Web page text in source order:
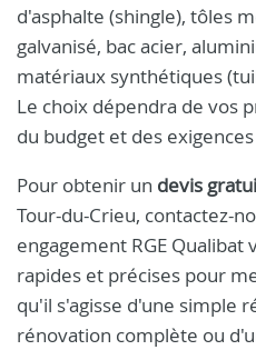
d'asphalte (shingle), tôles
galvanisé, bac acier,
matériaux synthétiques
Le choix dépendra de vos
du budget et des
Pour obtenir un devis
Tour-du-Crieu, contactez-
engagement RGE Qualibat
rapides et précises pour
qu'il s'agisse d'une simple
rénovation complète ou